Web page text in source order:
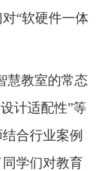
“软硬件一体
慧教室的常态
计适配性”等
合行业案例
学们对教育